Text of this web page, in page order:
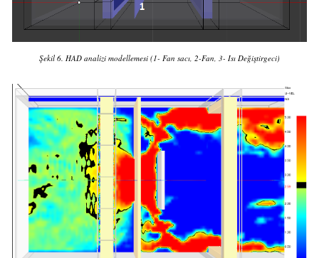
Şekil 6. HAD analizi modellemesi (1- Fan sacı, 2-Fan, 3- Isı Değiştirgeci)